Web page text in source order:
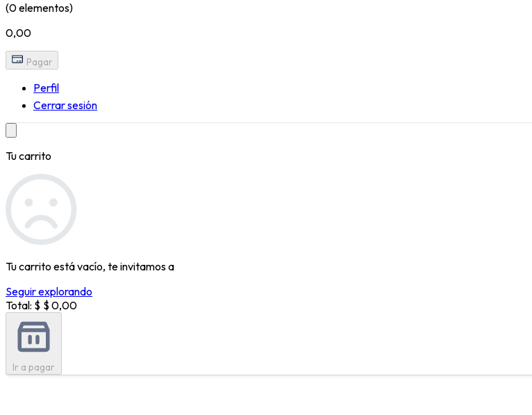
(0 elementos)
0,00
Pagar
Perfil
Cerrar sesión
Tu carrito
Tu carrito está vacío, te invitamos a
Seguir explorando
Total: $ $ 0,00
Ir a pagar